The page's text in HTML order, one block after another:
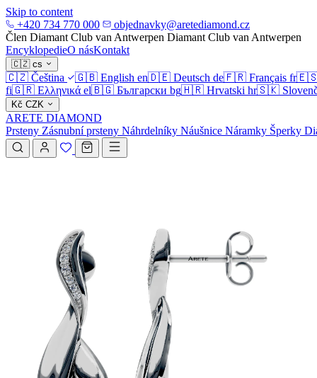
Skip to content
+420 734 770 000
objednavky@aretediamond.cz
Člen Diamant Club van Antwerpen Diamant Club van Antwerpen
EncyklopedieO násKontakt
🇨🇿 cs
🇨🇿 Čeština 🇬🇧 English en🇩🇪 Deutsch de🇫🇷 Français fr
fi🇬🇷 Ελληνικά el🇧🇬 Български bg🇭🇷 Hrvatski hr🇸🇰
Kč CZK
ARETE DIAMOND
Prsteny Zásnubní prsteny Náhrdelníky Náušnice Náramky Šperky